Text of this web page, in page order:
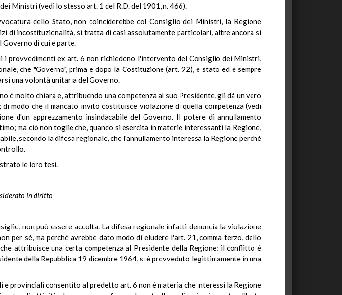
Ministri (vedi lo stesso art. 1 del R.D. del 1901, n. 466).
dello Stato, non coinciderebbe col Consiglio dei Ministri, la Regione
di incostituzionalità, si tratta di casi assolutamente particolari, altre ancora si
di cui é parte.
i provvedimenti ex art. 6 non richiedono l'intervento del Consiglio dei Ministri,
che "Governo", prima e dopo la Costituzione (art. 92), é stato ed é sempre
una volontà unitaria del Governo.
é molto chiara e, attribuendo una competenza al suo Presidente, gli dà un vero
modo che il mancato invito costituisce violazione di quella competenza (vedi
d'un apprezzamento insindacabile del Governo. Il potere di annullamento
ma ciò non toglie che, quando si esercita in materie interessanti la Regione,
secondo la difesa regionale, che l'annullamento interessa la Regione perché
le loro tesi.
in diritto
non può essere accolta. La difesa regionale infatti denuncia la violazione
per sé, ma perché avrebbe dato modo di eludere l'art. 21, comma terzo, dello
attribuisce una certa competenza al Presidente della Regione: il conflitto é
della Repubblica 19 dicembre 1964, si é provveduto legittimamente in una
provinciali consentito al predetto art. 6 non é materia che interessi la Regione